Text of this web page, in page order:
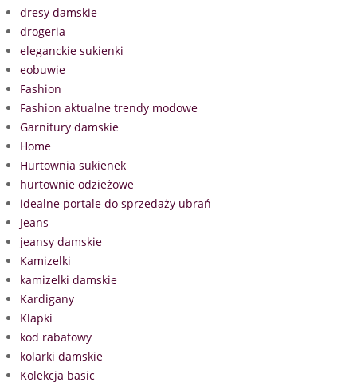
dresy damskie
drogeria
eleganckie sukienki
eobuwie
Fashion
Fashion aktualne trendy modowe
Garnitury damskie
Home
Hurtownia sukienek
hurtownie odzieżowe
idealne portale do sprzedaży ubrań
Jeans
jeansy damskie
Kamizelki
kamizelki damskie
Kardigany
Klapki
kod rabatowy
kolarki damskie
Kolekcja basic